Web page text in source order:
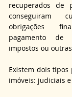
recuperados de
conseguiram
obrigações
pagamento de
impostos ou
Existem dois
imóveis: judiciais